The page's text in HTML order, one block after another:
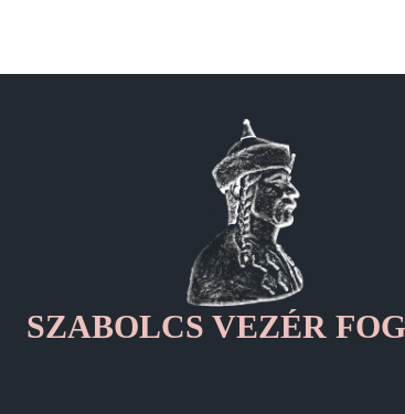
SZABOLCS VEZÉR